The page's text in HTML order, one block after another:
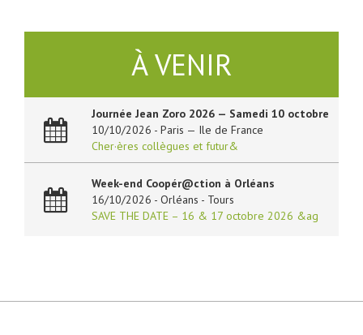
À VENIR
Journée Jean Zoro 2026 — Samedi 10 octobre
10/10/2026 - Paris — Ile de France
Cher·ères collègues et futur&
Week-end Coopér@ction à Orléans
16/10/2026 - Orléans - Tours
SAVE THE DATE – 16 & 17 octobre 2026 &ag